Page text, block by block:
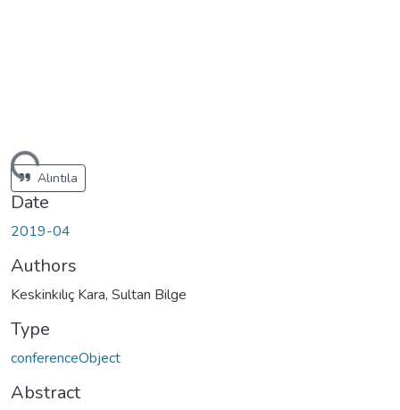
Alıntıla
Date
2019-04
Authors
Keskinkılıç Kara, Sultan Bilge
Type
conferenceObject
Abstract